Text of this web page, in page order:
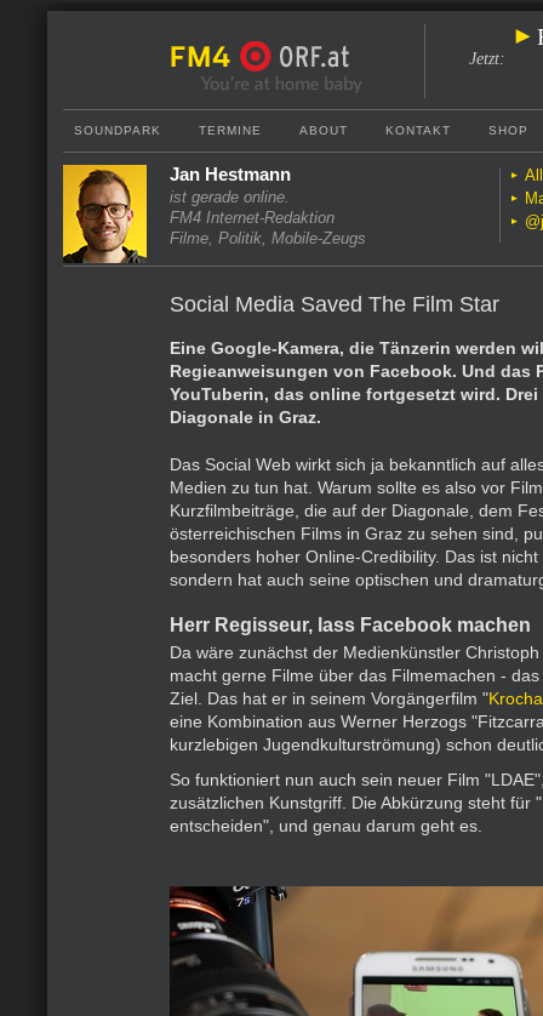
Jetzt:
SOUNDPARK TERMINE ABOUT KONTAKT SHOP
Jan Hestmann
ist gerade online.
FM4 Internet-Redaktion
Filme, Politik, Mobile-Zeugs
Social Media Saved The Film Star
Eine Google-Kamera, die Tänzerin werden
Regieanweisungen von Facebook. Und das
YouTuberin, das online fortgesetzt wird.
Diagonale in Graz.
Das Social Web wirkt sich ja bekanntlich auf
Medien zu tun hat. Warum sollte es also vor
Kurzfilmbeiträge, die auf der Diagonale, dem
österreichischen Films in Graz zu sehen sind,
besonders hoher Online-Credibility. Das ist
sondern hat auch seine optischen und
Herr Regisseur, lass Facebook machen
Da wäre zunächst der Medienkünstler
macht gerne Filme über das Filmemachen -
Ziel. Das hat er in seinem Vorgängerfilm "
eine Kombination aus Werner Herzogs
kurzlebigen Jugendkulturströmung) schon
So funktioniert nun auch sein neuer Film
zusätzlichen Kunstgriff. Die Abkürzung steht für
entscheiden", und genau darum geht es.